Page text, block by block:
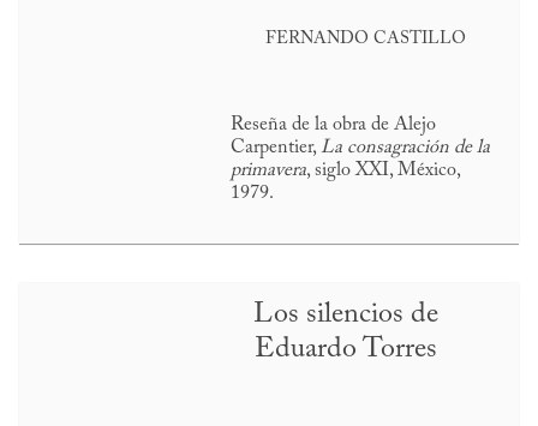
FERNANDO CASTILLO
Reseña de la obra de Alejo
Carpentier, La consagración de la
primavera, siglo XXI, México,
1979.
Los silencios de
Eduardo Torres